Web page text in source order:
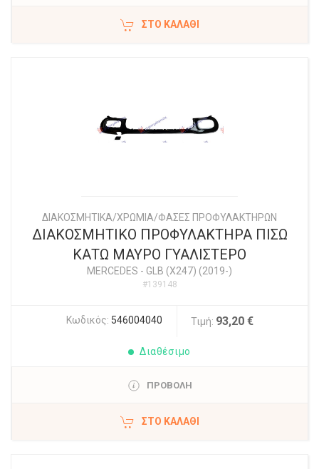
ΣΤΟ ΚΑΛΆΘΙ
ΔΙΑΚΟΣΜΗΤΙΚΑ/ΧΡΩΜΙΑ/ΦΑΣΕΣ ΠΡΟΦΥΛΑΚΤΗΡΩΝ
ΔΙΑΚΟΣΜΗΤΙΚΟ ΠΡΟΦΥΛΑΚΤΗΡΑ ΠΙΣΩ
ΚΑΤΩ ΜΑΥΡΟ ΓΥΑΛΙΣΤΕΡΟ
MERCEDES - GLB (X247) (2019-)
#139148
Κωδικός: 546004040 Τιμή: 93,20 €
Διαθέσιμο
ΠΡΟΒΟΛΗ
ΣΤΟ ΚΑΛΆΘΙ